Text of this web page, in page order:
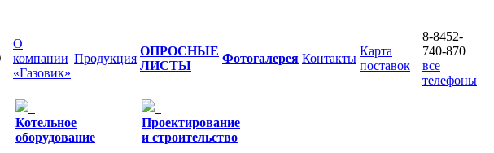
О
компании
«Газовик»
Продукция
ОПРОСНЫЕ
ЛИСТЫ
Фотогалерея Контакты
Карта
поставок
8-8452-
740-870
все
телефоны
Котельное
оборудование
Проектирование
и строительство